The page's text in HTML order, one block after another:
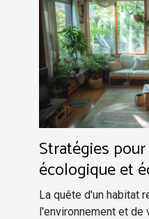
Stratégies
écologique et
votre habitat
La quête d'un habitat
l'environnement et